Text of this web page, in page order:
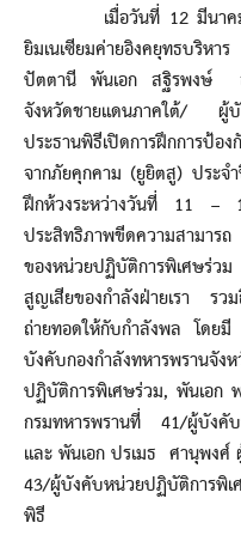
เมื่อวันที่ 12 มีนาคม
ยิมเนเซียมค่ายอิงคยุทธบริห
ปัตตานี พันเอก สฐิรพงษ์ อ
จังหวัดชายแดนภาคใต้/ ผู้
ประธานพิธีเปิดการฝึกการป้อ
จากภัยคุกคาม (ยูยิตสู) ประจ
ฝึกห้วงระหว่างวันที่ 11 –
ประสิทธิภาพขีดความสามาร
ของหน่วยปฏิบัติการพิเศษร่ว
สูญเสียของกำลังฝ่ายเรา ร
ถ่ายทอดให้กับกำลังพล โด
บังคับกองกำลังทหารพรานจั
ปฏิบัติการพิเศษร่วม, พันเอก
กรมทหารพรานที่ 41/ผู้บังคั
และ พันเอก ปรเมธ ศานุพงศ์
43/ผู้บังคับหน่วยปฏิบัติการพิ
พิธี